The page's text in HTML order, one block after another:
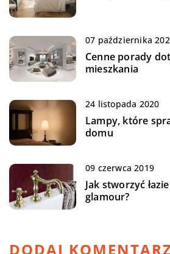
07 października
Cenne porady
mieszkania
24 listopada 2020
Lampy, które
domu
09 czerwca 2019
Jak stworzyć
glamour?
DODAJ